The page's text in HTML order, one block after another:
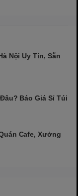
Nội Uy Tín, Sẵn
Báo Giá Sỉ Túi
Cafe, Xưởng